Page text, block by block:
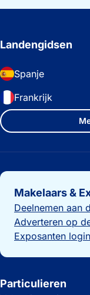
Landengidsen
Spanje
Frankrijk
Belangrijke links
Makelaars &
Deelnemen aan
Adverteren op
Exposanten login
Particulieren